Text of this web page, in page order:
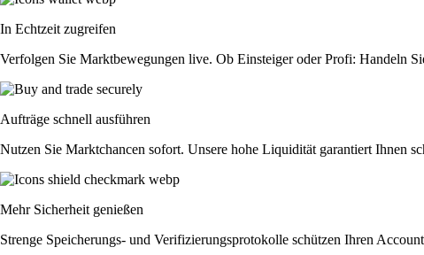
In Echtzeit zugreifen
Verfolgen Sie Marktbewegungen live. Ob Einsteiger oder Profi: Handeln
Aufträge schnell ausführen
Nutzen Sie Marktchancen sofort. Unsere hohe Liquidität garantiert Ihnen
Mehr Sicherheit genießen
Strenge Speicherungs- und Verifizierungsprotokolle schützen Ihren